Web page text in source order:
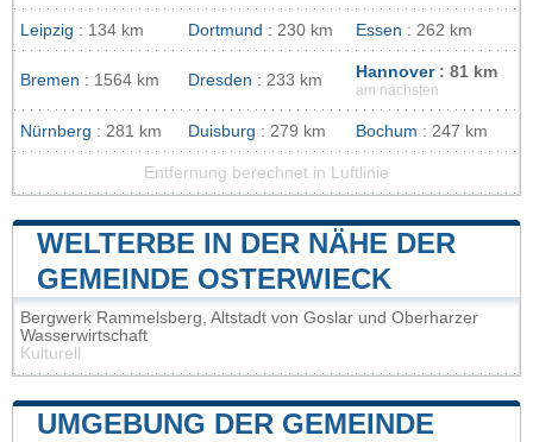
Leipzig : 134 km Dortmund : 230 km Essen : 262 km
Bremen : 1564 km Dresden : 233 km Hannover: 81 km
am nächsten
Nürnberg : 281 km Duisburg : 279 km Bochum : 247 km
Entfernung berechnet in Luftlinie
WELTERBE IN DER NÄHE DER
GEMEINDE OSTERWIECK
Bergwerk Rammelsberg, Altstadt von Goslar und Oberharzer
Wasserwirtschaft
Kulturell
UMGEBUNG DER GEMEINDE